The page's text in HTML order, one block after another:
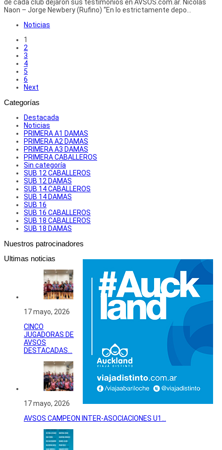
de cada club dejaron sus testimonios en AVSOS.com.ar. Nicolás
Naon – Jorge Newbery (Rufino) “En lo estrictamente depo...
Noticias
1
2
3
4
5
6
Next
Categorías
Destacada
Noticias
PRIMERA A1 DAMAS
PRIMERA A2 DAMAS
PRIMERA A3 DAMAS
PRIMERA CABALLEROS
Sin categoría
SUB 12 CABALLEROS
SUB 12 DAMAS
SUB 14 CABALLEROS
SUB 14 DAMAS
SUB 16
SUB 16 CABALLEROS
SUB 18 CABALLEROS
SUB 18 DAMAS
Nuestros patrocinadores
Ultimas noticias
17 mayo, 2026
CINCO
JUGADORAS DE
AVSOS
DESTACADAS...
17 mayo, 2026
AVSOS CAMPEON INTER-ASOCIACIONES U1...